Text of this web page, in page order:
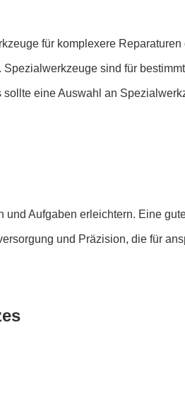
für komplexere
sind für
eine Auswahl an
Aufgaben erleichtern. Eine
und Präzision, die für